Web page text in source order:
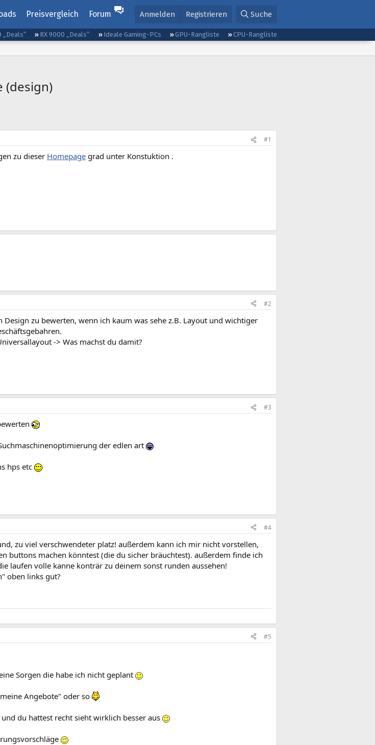
Preisvergleich Forum Anmelden Registrieren Suche
„Deals“ RX 9000 „Deals“ Ideale Gaming-PCs GPU-Rangliste
CPU-Rangliste
(design)
#1
zu dieser Homepage grad unter Konstuktion .
#2
zu bewerten, wenn ich kaum was sehe z.B. Layout und wichtiger
-> Was machst du damit?
#3
der edlen art
hps etc
#4
zu viel verschwendeter platz! außerdem kann ich mir nicht vorstellen,
buttons machen könntest (die du sicher bräuchtest). außerdem finde ich
laufen volle kanne konträr zu deinem sonst runden aussehen!
oben links gut?
#5
Sorgen die habe ich nicht geplant
Angebote" oder so
du hattest recht sieht wirklich besser aus